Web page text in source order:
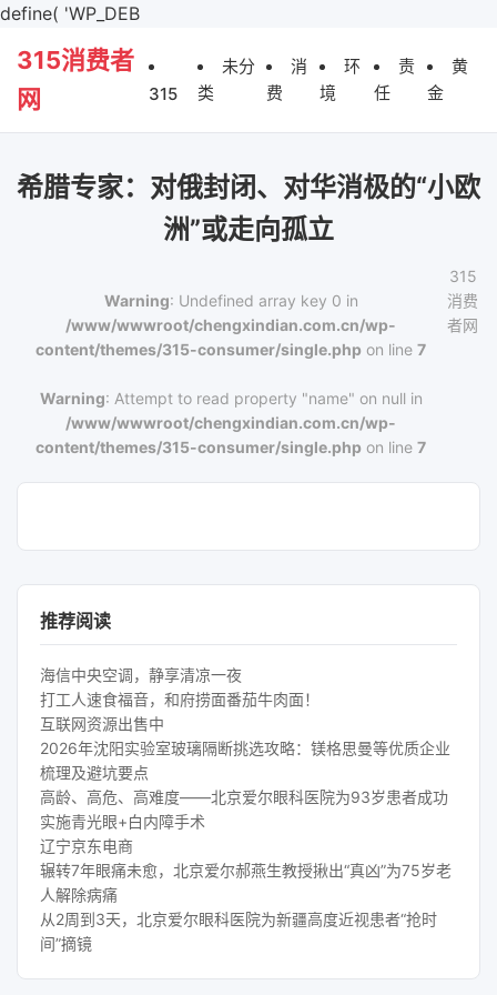
define( 'WP_DEB
315消费者
网
315
未分
类
消
费
环
境
责
任
黄
金
希腊专家：对俄封闭、对华消极的“小欧
洲”或走向孤立
Warning: Undefined array key 0 in
/www/wwwroot/chengxindian.com.cn/wp-
content/themes/315-consumer/single.php on line7
Warning: Attempt to read property "name" on null in
/www/wwwroot/chengxindian.com.cn/wp-
content/themes/315-consumer/single.php on line7
315
消费
者网
推荐阅读
海信中央空调，静享清凉一夜
打工人速食福音，和府捞面番茄牛肉面！
互联网资源出售中
2026年沈阳实验室玻璃隔断挑选攻略：镁格思曼等优质企业
梳理及避坑要点
高龄、高危、高难度——北京爱尔眼科医院为93岁患者成功
实施青光眼+白内障手术
辽宁京东电商
辗转7年眼痛未愈，北京爱尔郝燕生教授揪出“真凶”为75岁老
人解除病痛
从2周到3天，北京爱尔眼科医院为新疆高度近视患者“抢时
间”摘镜